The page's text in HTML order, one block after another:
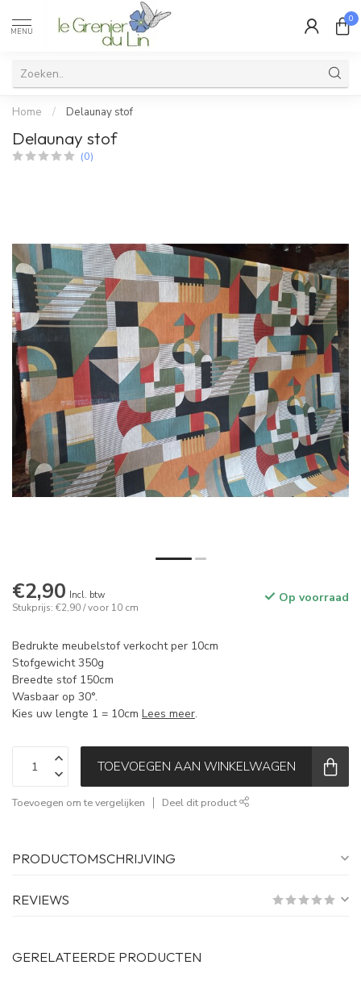
MENU
0
Home / Delaunay stof
Delaunay stof
(0)
€2,90 Incl. btw
Stukprijs: €2,90 / voor 10 cm
Op voorraad
Bedrukte meubelstof verkocht per 10cm
Stofgewicht 350g
Breedte stof 150cm
Wasbaar op 30°.
Kies uw lengte 1 = 10cm Lees meer.
TOEVOEGEN AAN WINKELWAGEN
Toevoegen om te vergelijken Deel dit product
PRODUCTOMSCHRIJVING
REVIEWS
GERELATEERDE PRODUCTEN